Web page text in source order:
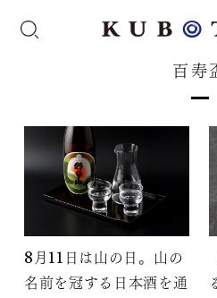
百寿
8月11日は山の日。山の
名前を冠する日本酒を通